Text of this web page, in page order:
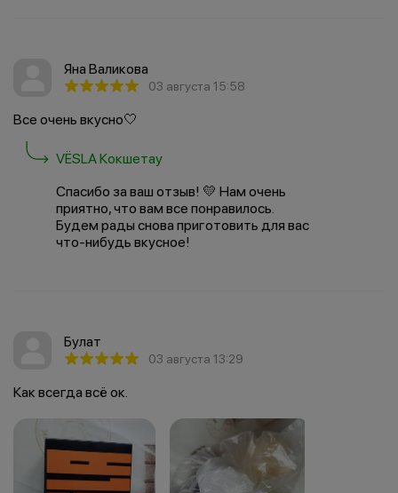
Яна Валикова
03 августа 15:58
Все очень вкусно🤍
VËSLA Кокшетау
Спасибо за ваш отзыв! 💛 Нам очень
приятно, что вам все понравилось.
Будем рады снова приготовить для вас
что-нибудь вкусное!
Булат
03 августа 13:29
Как всегда всё ок.